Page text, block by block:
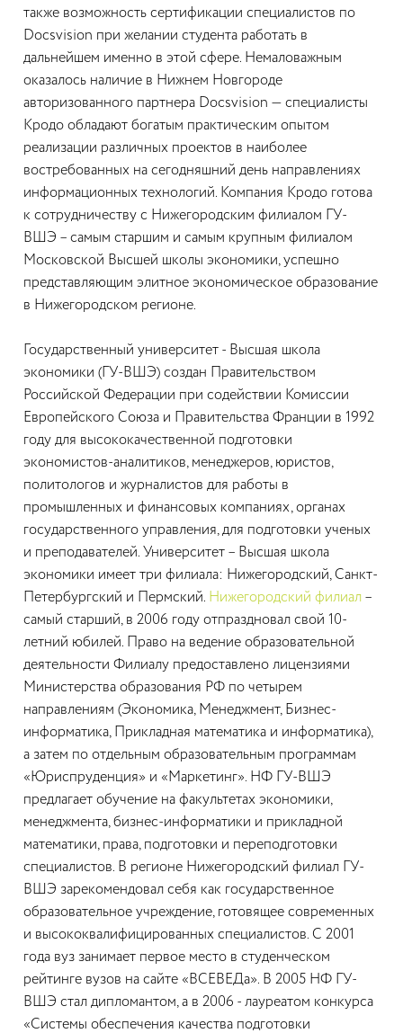
также возможность сертификации специалистов по
Docsvision при желании студента работать в
дальнейшем именно в этой сфере. Немаловажным
оказалось наличие в Нижнем Новгороде
авторизованного партнера Docsvision — специалисты
Кродо обладают богатым практическим опытом
реализации различных проектов в наиболее
востребованных на сегодняшний день направлениях
информационных технологий. Компания Кродо готова
к сотрудничеству с Нижегородским филиалом ГУ-
ВШЭ – самым старшим и самым крупным филиалом
Московской Высшей школы экономики, успешно
представляющим элитное экономическое образование
в Нижегородском регионе.
Государственный университет - Высшая школа
экономики (ГУ-ВШЭ) создан Правительством
Российской Федерации при содействии Комиссии
Европейского Союза и Правительства Франции в 1992
году для высококачественной подготовки
экономистов-аналитиков, менеджеров, юристов,
политологов и журналистов для работы в
промышленных и финансовых компаниях, органах
государственного управления, для подготовки ученых
и преподавателей. Университет – Высшая школа
экономики имеет три филиала: Нижегородский, Санкт-
Петербургский и Пермский. Нижегородский филиал –
самый старший, в 2006 году отпраздновал свой 10-
летний юбилей. Право на ведение образовательной
деятельности Филиалу предоставлено лицензиями
Министерства образования РФ по четырем
направлениям (Экономика, Менеджмент, Бизнес-
информатика, Прикладная математика и информатика),
а затем по отдельным образовательным программам
«Юриспруденция» и «Маркетинг». НФ ГУ-ВШЭ
предлагает обучение на факультетах экономики,
менеджмента, бизнес-информатики и прикладной
математики, права, подготовки и переподготовки
специалистов. В регионе Нижегородский филиал ГУ-
ВШЭ зарекомендовал себя как государственное
образовательное учреждение, готовящее современных
и высококвалифицированных специалистов. С 2001
года вуз занимает первое место в студенческом
рейтинге вузов на сайте «ВСЕВЕДа». В 2005 НФ ГУ-
ВШЭ стал дипломантом, а в 2006 - лауреатом конкурса
«Системы обеспечения качества подготовки